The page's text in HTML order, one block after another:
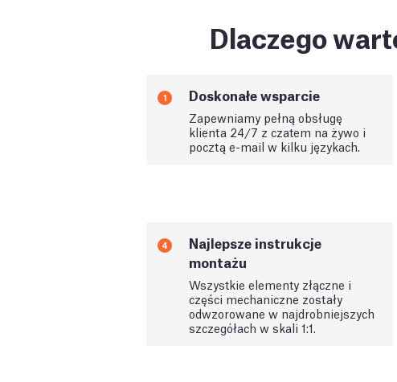
Dlaczego
1 Doskonałe wsparcie
Zapewniamy pełną obsługę
klienta 24/7 z czatem na żywo i
pocztą e-mail w kilku językach.
4
Najlepsze instrukcje
montażu
Wszystkie elementy złączne i
części mechaniczne zostały
odwzorowane w najdrobniejszych
szczegółach w skali 1:1.